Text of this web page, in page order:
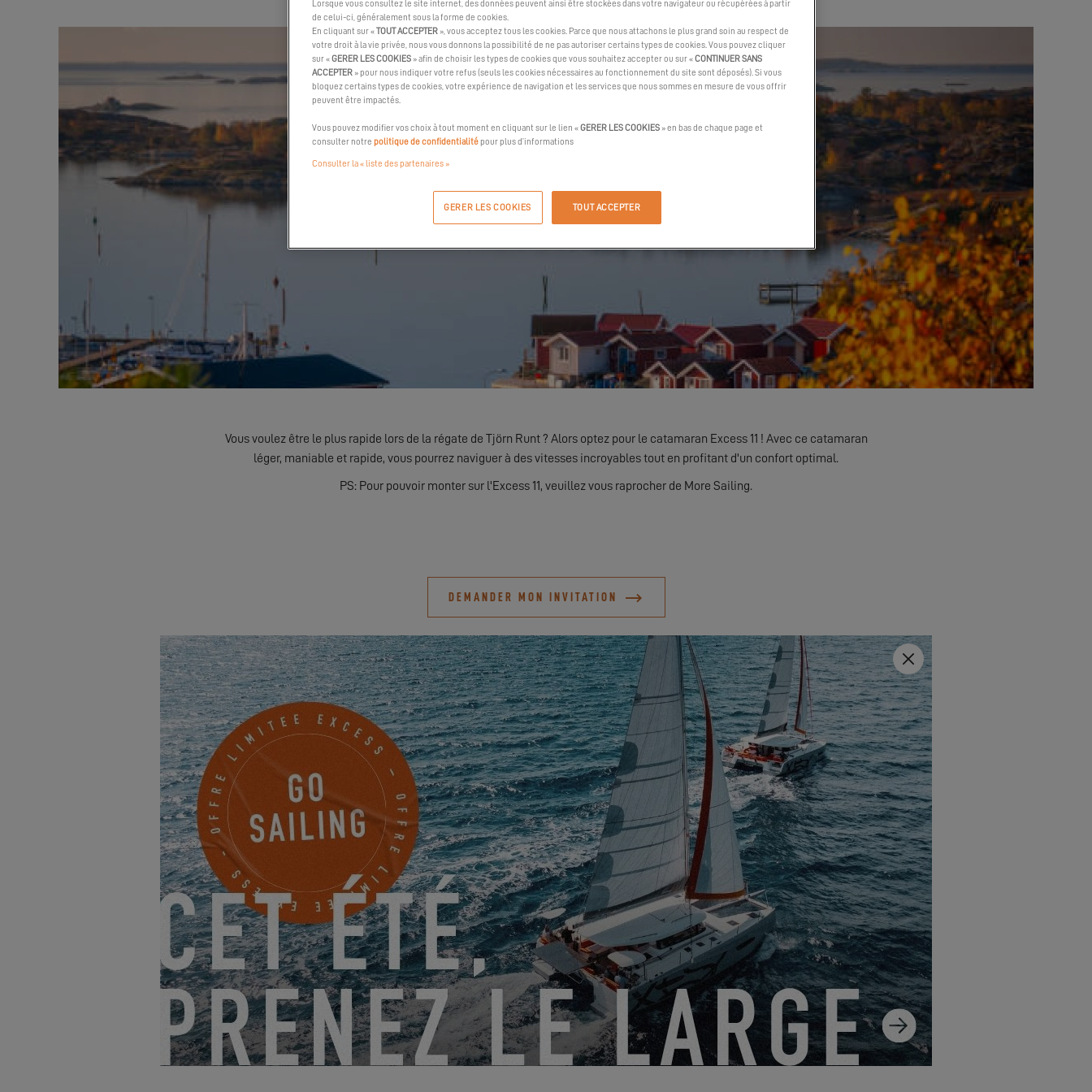
Vous voulez être le plus rapide lors de la régate de Tjörn Runt ? Alors optez pour le catamaran Excess 11 ! Avec ce catamaran
léger, maniable et rapide, vous pourrez naviguer à des vitesses incroyables tout en profitant d'un confort optimal.
PS: Pour pouvoir monter sur l'Excess 11, veuillez vous raprocher de More Sailing.
DEMANDER MON INVITATION
DÉCOUVREZ-LE
EXCESS 11
Lorsque vous consultez le site internet, des données peuvent ainsi être stockées dans votre navigateur ou récupérées à partir
de celui-ci, généralement sous la forme de cookies.
En cliquant sur «TOUT ACCEPTER », vous acceptez tous les cookies. Parce que nous attachons le plus grand soin au respect de
votre droit à la vie privée, nous vous donnons la possibilité de ne pas autoriser certains types de cookies. Vous pouvez cliquer
sur «GERER LES COOKIES » afin de choisir les types de cookies que vous souhaitez accepter ou sur «CONTINUER SANS
ACCEPTER » pour nous indiquer votre refus (seuls les cookies nécessaires au fonctionnement du site sont déposés). Si vous
bloquez certains types de cookies, votre expérience de navigation et les services que nous sommes en mesure de vous offrir
peuvent être impactés.
Vous pouvez modifier vos choix à tout moment en cliquant sur le lien «GERER LES COOKIES » en bas de chaque page et
consulter notre politique de confidentialitépour plus d’informations
Consulter la « liste des partenaires »
GERER LES COOKIES TOUT ACCEPTER
Fermer